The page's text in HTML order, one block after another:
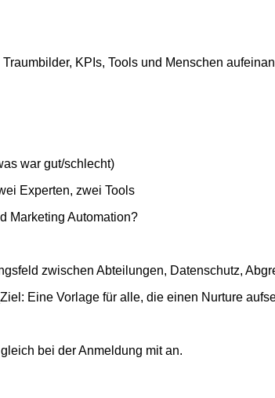
KPIs, Tools und Menschen
war gut/schlecht)
Experten, zwei Tools
Marketing Automation?
zwischen Abteilungen, Datenschutz,
Eine Vorlage für alle, die einen Nurture
bei der Anmeldung mit an.